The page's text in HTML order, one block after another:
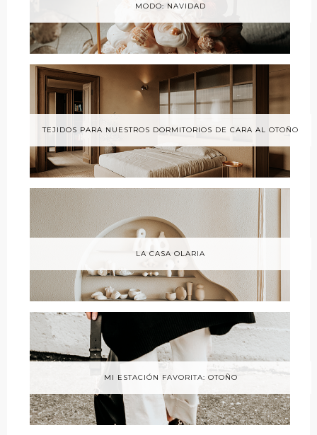
MODO: NAVIDAD
TEJIDOS PARA NUESTROS DORMITORIOS DE CARA AL OTOÑO
LA CASA OLARIA
MI ESTACIÓN FAVORITA: OTOÑO